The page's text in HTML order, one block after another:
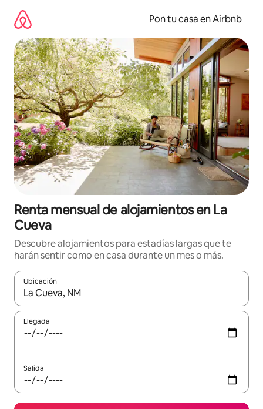
contenido
Pon tu casa en Airbnb
Renta mensual de alojamientos en La
Cueva
Descubre alojamientos para estadías largas que te
harán sentir como en casa durante un mes o más.
Ubicación
Cuando los resultados estén disponibles, navega con las
Llegada
Salida